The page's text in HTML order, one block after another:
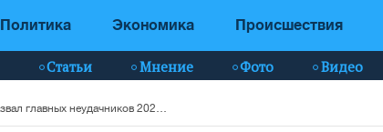
Политика Экономика Происшествия
Статьи Мнение Фото Видео